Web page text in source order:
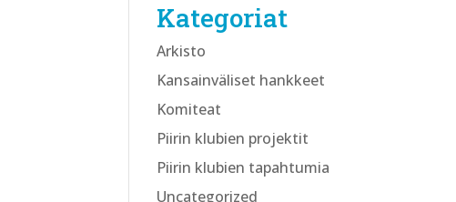
Kategoriat
Arkisto
Kansainväliset hankkeet
Komiteat
Piirin klubien projektit
Piirin klubien tapahtumia
Uncategorized